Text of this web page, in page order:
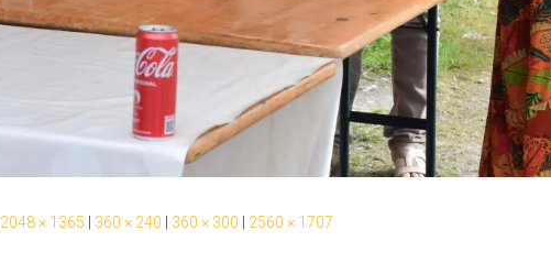
2048 × 1365 360 × 240 360 × 300 2560 × 1707